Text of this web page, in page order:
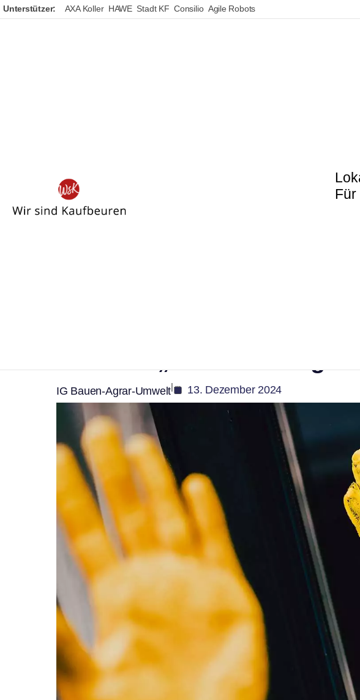
Unterstützer: AXA Koller HAWE Stadt KF Consilio Agile Robots
Für
IG Bauen-Agrar-Umwelt| 13. Dezember 2024